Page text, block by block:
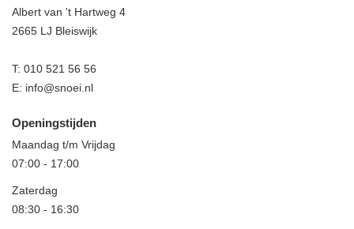
Albert van 't Hartweg 4
2665 LJ Bleiswijk
T: 010 521 56 56
E: info@snoei.nl
Openingstijden
Maandag t/m Vrijdag
07:00 - 17:00
Zaterdag
08:30 - 16:30